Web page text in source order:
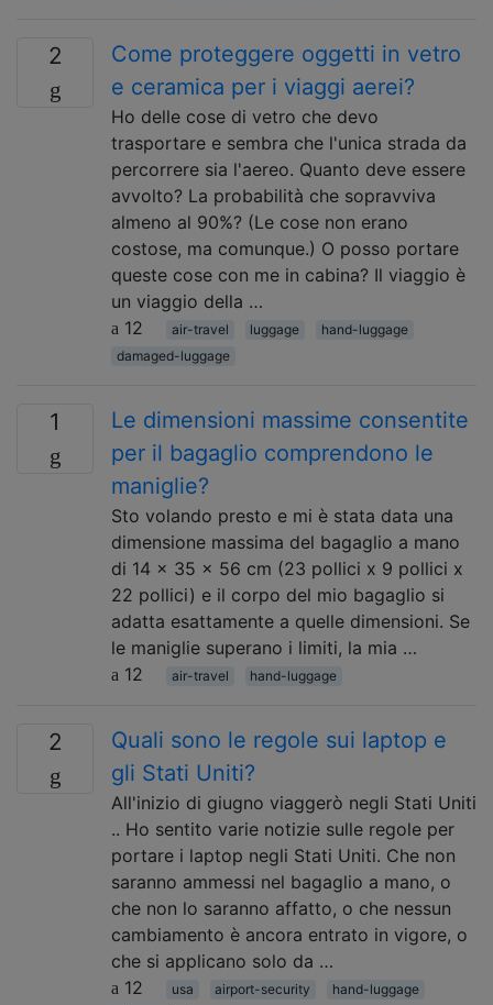
2
Come proteggere oggetti in vetro
e ceramica per i viaggi aerei?
Ho delle cose di vetro che devo
trasportare e sembra che l'unica strada da
percorrere sia l'aereo. Quanto deve essere
avvolto? La probabilità che sopravviva
almeno al 90%? (Le cose non erano
costose, ma comunque.) O posso portare
queste cose con me in cabina? Il viaggio è
un viaggio della …
12
air-travel luggage
hand-luggage
damaged-luggage
1
Le dimensioni massime consentite
per il bagaglio comprendono le
maniglie?
Sto volando presto e mi è stata data una
dimensione massima del bagaglio a mano
di 14 x 35 x 56 cm (23 pollici x 9 pollici x
22 pollici) e il corpo del mio bagaglio si
adatta esattamente a quelle dimensioni. Se
le maniglie superano i limiti, la mia …
12
air-travel hand-luggage
2
Quali sono le regole sui laptop e
gli Stati Uniti?
All'inizio di giugno viaggerò negli Stati Uniti
.. Ho sentito varie notizie sulle regole per
portare i laptop negli Stati Uniti. Che non
saranno ammessi nel bagaglio a mano, o
che non lo saranno affatto, o che nessun
cambiamento è ancora entrato in vigore, o
che si applicano solo da …
12
usa airport-security
hand-luggage